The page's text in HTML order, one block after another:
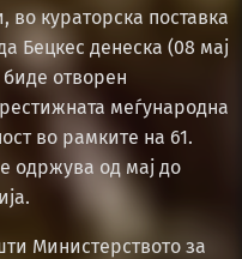
кураторска поставка
Бецкес денеска (08 мај
биде отворен
меѓународна
во рамките на 61.
одржува од мај до
Министерството за